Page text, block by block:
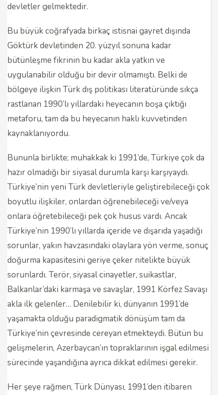
devletler gelmektedir.
Bu büyük coğrafyada birkaç istisnai gayret dışında
Göktürk devletinden 20. yüzyıl sonuna kadar
bütünleşme fikrinin bu kadar akla yatkın ve
uygulanabilir olduğu bir devir olmamıştı. Belki de
bölgeye ilişkin Türk dış politikası literatüründe sıkça
rastlanan 1990’lı yıllardaki heyecanın boşa çıktığı
metaforu, tam da bu heyecanın haklı kuvvetinden
kaynaklanıyordu.
Bununla birlikte; muhakkak ki 1991’de, Türkiye çok da
hazır olmadığı bir siyasal durumla karşı karşıyaydı.
Türkiye’nin yeni Türk devletleriyle geliştirebileceği çok
boyutlu ilişkiler, onlardan öğrenebileceği ve/veya
onlara öğretebileceği pek çok husus vardı. Ancak
Türkiye’nin 1990’lı yıllarda içeride ve dışarıda yaşadığı
sorunlar, yakın havzasındaki olaylara yön verme, sonuç
doğurma kapasitesini geriye çeker nitelikte büyük
sorunlardı. Terör, siyasal cinayetler, suikastlar,
Balkanlar’daki karmaşa ve savaşlar, 1991 Körfez Savaşı
akla ilk gelenler… Denilebilir ki, dünyanın 1991’de
yaşamakta olduğu paradigmatik dönüşüm tam da
Türkiye’nin çevresinde cereyan etmekteydi. Bütün bu
gelişmelerin, Azerbaycan’ın topraklarının işgal edilmesi
sürecinde yaşandığına ayrıca dikkat edilmesi gerekir.
Her şeye rağmen, Türk Dünyası, 1991’den itibaren